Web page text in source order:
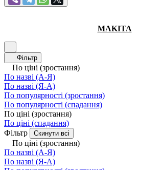
MAKITA
Фільтр
По ціні (зростання)
По назві (А-Я)
По назві (Я-А)
По популярності (зростання)
По популярності (спадання)
По ціні (зростання)
По ціні (спадання)
Фільтр
Скинути всі
По ціні (зростання)
По назві (А-Я)
По назві (Я-А)